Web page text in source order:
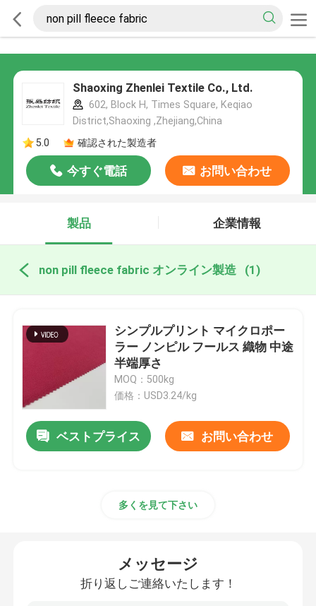
Shaoxing Zhenlei Textile Co., Ltd.
602, Block H, Times Square, Keqiao
District,Shaoxing ,Zhejiang,China
5.0
確認された製造者
今すぐ電話 お問い合わせ
製品 企業情報
non pill fleece fabric オンライン製造 (1)
シンプルプリント マイクロポー
ラー ノンピル フールス 織物 中途
半端厚さ
MOQ：500kg
価格：USD3.24/kg
ベストプライス お問い合わせ
多くを見て下さい
メッセージ
折り返しご連絡いたします！